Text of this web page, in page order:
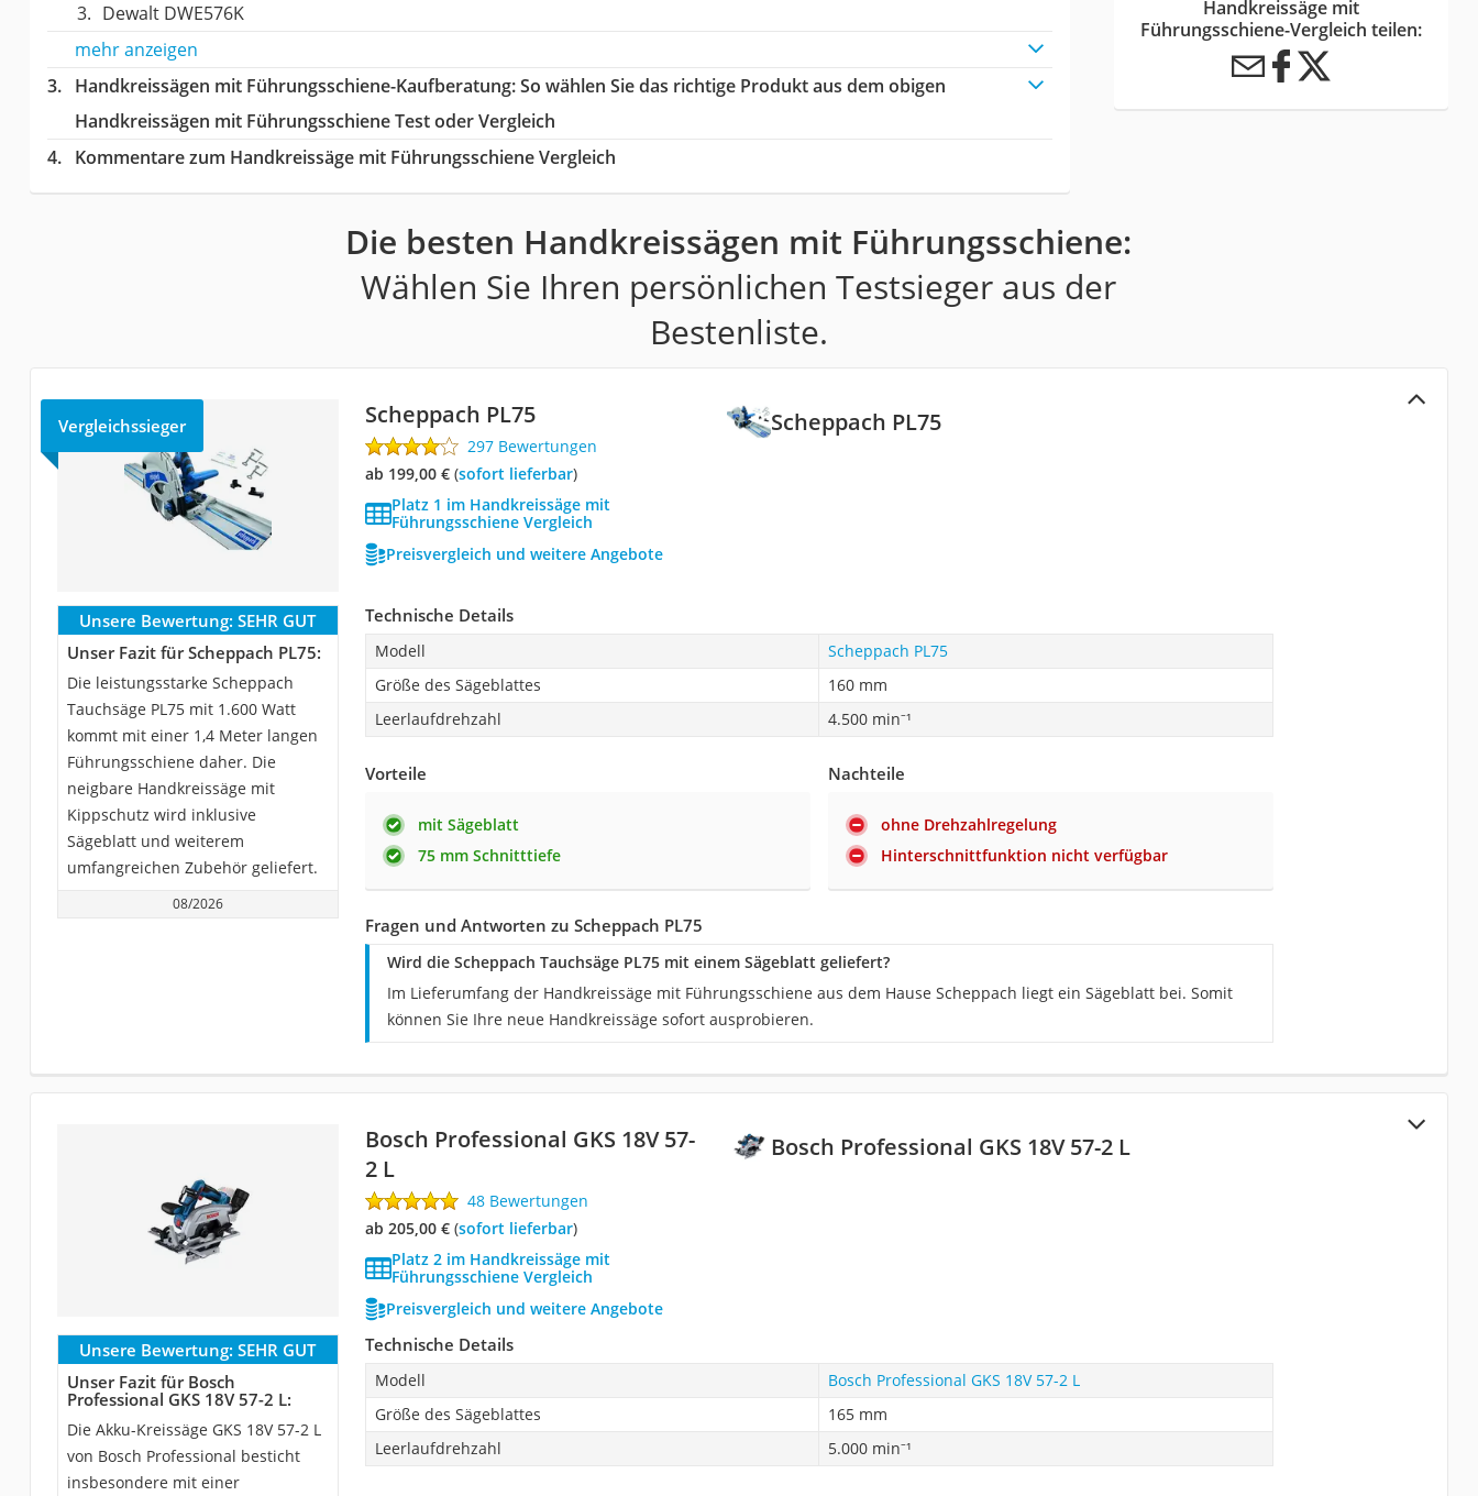
Dewalt DWE576K
mehr anzeigen
Handkreissägen mit Führungsschiene-Kaufberatung: So wählen Sie das richtige Produkt aus dem obigen
Handkreissägen mit Führungsschiene Test oder Vergleich
Kommentare zum Handkreissäge mit Führungsschiene Vergleich
Handkreissäge mit
Führungsschiene-Vergleich teilen:
Die besten Handkreissägen mit Führungsschiene:
Wählen Sie Ihren persönlichen Testsieger aus der
Bestenliste.
Scheppach PL75
Vergleichssieger Scheppach PL75
297 Bewertungen
ab 199,00 €( Sofort lieferbar)
Platz 1 im Handkreissäge mit
Führungsschiene Vergleich
Preisvergleich und weitere Angebote
Unsere Bewertung: SEHR GUT
Unser Fazit für Scheppach PL75:
Die leistungsstarke Scheppach
Tauchsäge PL75 mit 1.600 Watt
kommt mit einer 1,4 Meter langen
Führungsschiene daher. Die
neigbare Handkreissäge mit
Kippschutz wird inklusive
Sägeblatt und weiterem
umfangreichen Zubehör geliefert.
08/2026
Technische Details
Modell
Scheppach PL75
Größe des Sägeblattes
160 mm
Leerlaufdrehzahl
4.500 min⁻¹
Vorteile
mit Sägeblatt
75 mm Schnitttiefe
Nachteile
ohne Drehzahlregelung
Hinterschnittfunktion nicht verfügbar
Fragen und Antworten zu Scheppach PL75
Wird die Scheppach Tauchsäge PL75 mit einem Sägeblatt geliefert?
Im Lieferumfang der Handkreissäge mit Führungsschiene aus dem Hause Scheppach liegt ein Sägeblatt bei. Somit
können Sie Ihre neue Handkreissäge sofort ausprobieren.
Bosch Professional GKS 18V 57-2 L
Bosch Professional GKS 18V 57-
2 L
48 Bewertungen
ab 205,00 €( Sofort lieferbar)
Platz 2 im Handkreissäge mit
Führungsschiene Vergleich
Preisvergleich und weitere Angebote
Unsere Bewertung: SEHR GUT
Unser Fazit für Bosch
Professional GKS 18V 57-2 L:
Die Akku-Kreissäge GKS 18V 57-2 L
von Bosch Professional besticht
insbesondere mit einer
Technische Details
Modell
Bosch Professional GKS 18V 57-2 L
Größe des Sägeblattes
165 mm
Leerlaufdrehzahl
5.000 min⁻¹